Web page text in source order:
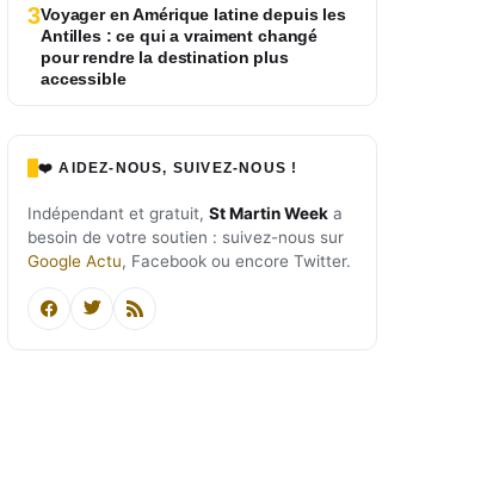
3Voyager en Amérique latine depuis les
Antilles : ce qui a vraiment changé
pour rendre la destination plus
accessible
❤️ AIDEZ-NOUS, SUIVEZ-NOUS !
Indépendant et gratuit, St Martin Week a
besoin de votre soutien : suivez-nous sur
Google Actu, Facebook ou encore Twitter.